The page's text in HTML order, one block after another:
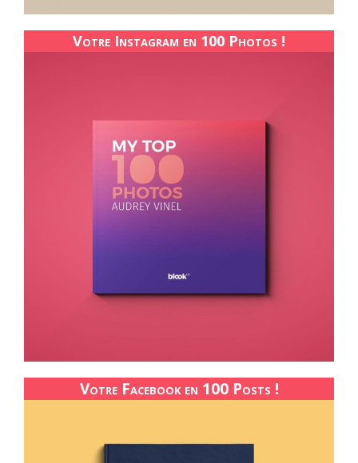
Votre Instagram en 100 Photos !
Votre Facebook en 100 Posts !